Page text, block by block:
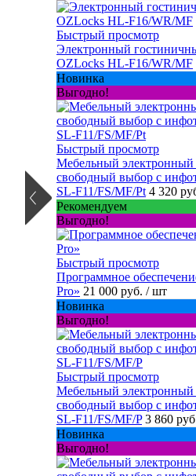
Быстрый просмотр
Электронный
OZLocks HL-F16/WR/MF
Новинка
Выгодно!
Быстрый просмотр
Мебельный электронный
свободный выбор с
SL-F11/FS/MF/Pt 4 320
Рекомендуем
Выгодно!
Быстрый просмотр
Программное
Pro» 21 000 руб. / шт
Новинка
Выгодно!
Быстрый просмотр
Мебельный электронный
свободный выбор с
SL-F11/FS/MF/P 3 860
Новинка
Выгодно!